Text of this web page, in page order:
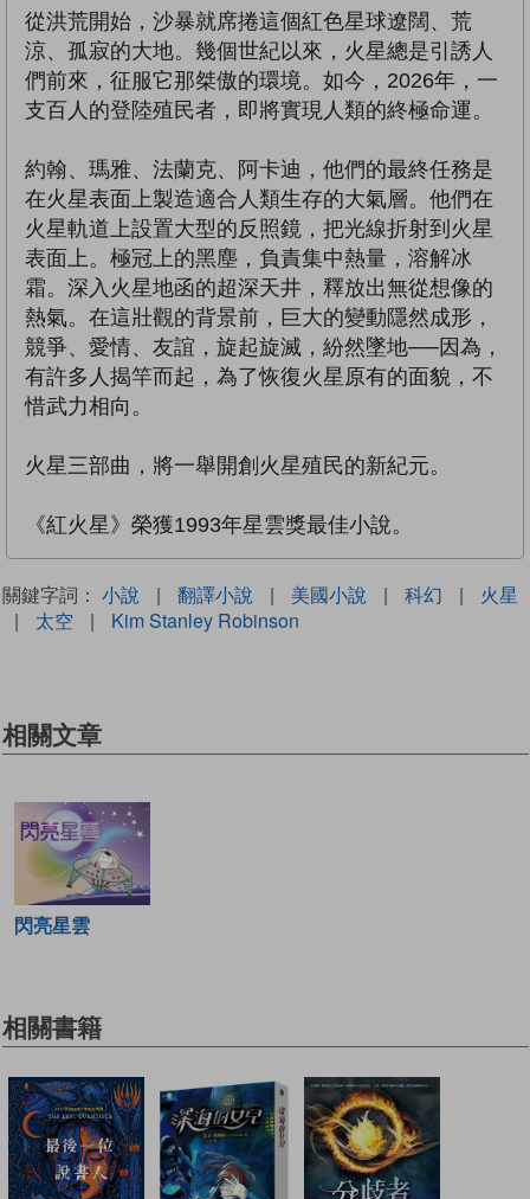
從洪荒開始，沙暴就席捲這個紅色星球遼闊、荒
涼、孤寂的大地。幾個世紀以來，火星總是引誘人
們前來，征服它那桀傲的環境。如今，2026年，一
支百人的登陸殖民者，即將實現人類的終極命運。
約翰、瑪雅、法蘭克、阿卡迪，他們的最終任務是
在火星表面上製造適合人類生存的大氣層。他們在
火星軌道上設置大型的反照鏡，把光線折射到火星
表面上。極冠上的黑塵，負責集中熱量，溶解冰
霜。深入火星地函的超深天井，釋放出無從想像的
熱氣。在這壯觀的背景前，巨大的變動隱然成形，
競爭、愛情、友誼，旋起旋滅，紛然墜地──因為，
有許多人揭竿而起，為了恢復火星原有的面貌，不
惜武力相向。
火星三部曲，將一舉開創火星殖民的新紀元。
《紅火星》榮獲1993年星雲獎最佳小說。
關鍵字詞： 小說 | 翻譯小說 | 美國小說 | 科幻 |
火星
|
太空 | Kim Stanley Robinson
相關文章
閃亮星雲
相關書籍